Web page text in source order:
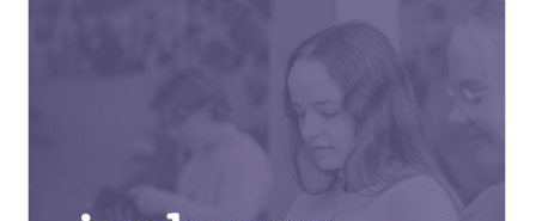
valinnat